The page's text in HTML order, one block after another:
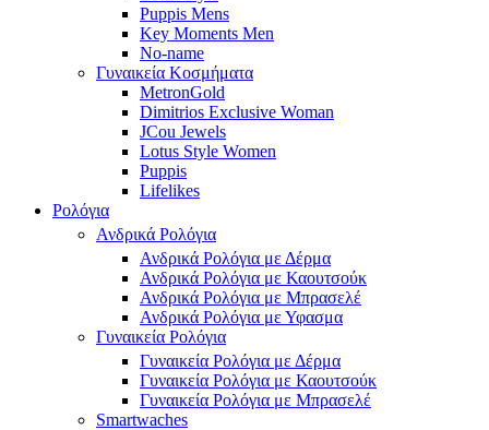
Puppis Mens
Key Moments Men
No-name
Γυναικεία Κοσμήματα
MetronGold
Dimitrios Exclusive Woman
JCou Jewels
Lotus Style Women
Puppis
Lifelikes
Ρολόγια
Ανδρικά Ρολόγια
Ανδρικά Ρολόγια με Δέρμα
Ανδρικά Ρολόγια με Καουτσούκ
Ανδρικά Ρολόγια με Μπρασελέ
Ανδρικά Ρολόγια με Υφασμα
Γυναικεία Ρολόγια
Γυναικεία Ρολόγια με Δέρμα
Γυναικεία Ρολόγια με Καουτσούκ
Γυναικεία Ρολόγια με Μπρασελέ
Smartwaches